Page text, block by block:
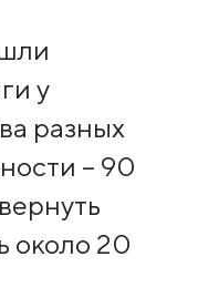
у
разных
– 90
около 20